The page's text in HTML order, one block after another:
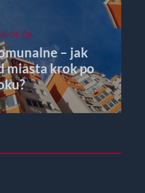
06-06
– jak
miasta krok po